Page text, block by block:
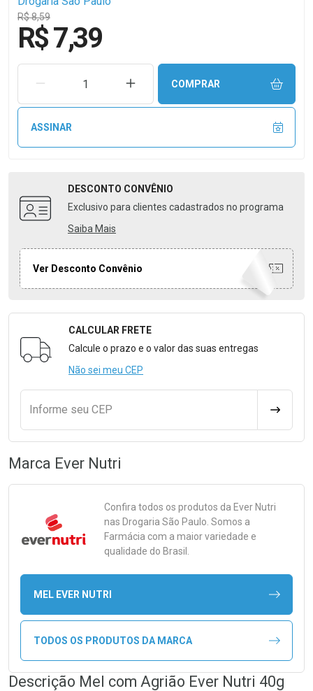
R$ 8,59
R$ 7,39
REMOVER UMA UNIDADEAUMENTAR UMA UNIDADE
COMPRAR
ASSINAR
DESCONTO CONVÊNIO
Exclusivo para clientes cadastrados no programa
Saiba Mais
Ver Desconto Convênio
Formulário para Calcular o Frete
CALCULAR FRETE
Calcule o prazo e o valor das suas entregas
Não sei meu CEP
Informe seu CEP
Marca Ever Nutri
Confira todos os produtos da Ever Nutri
nas Drogaria São Paulo. Somos a
Farmácia com a maior variedade e
qualidade do Brasil.
MEL EVER NUTRI
TODOS OS PRODUTOS DA MARCA
Descrição Mel com Agrião Ever Nutri 40g